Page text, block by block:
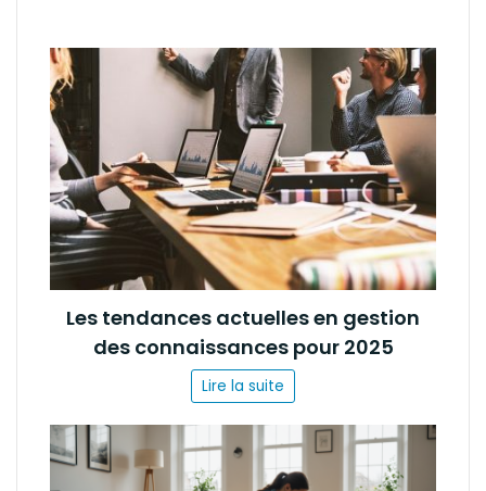
Les tendances actuelles en gestion
des connaissances pour 2025
Lire la suite